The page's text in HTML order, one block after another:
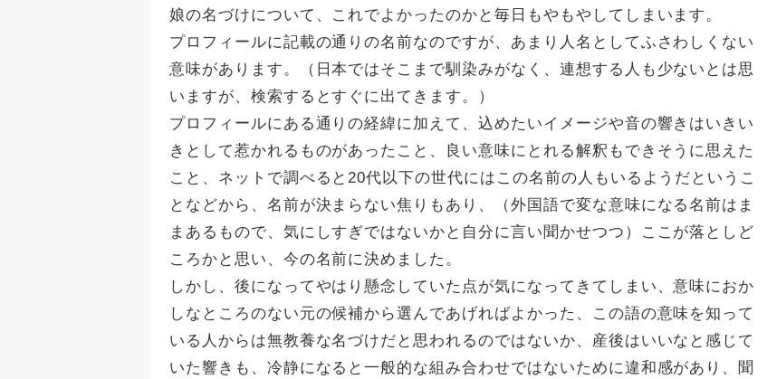
娘の名づけについて、これでよかったのかと毎日もやもやしてしまいます。
プロフィールに記載の通りの名前なのですが、あまり人名としてふさわしくない
意味があります。（日本ではそこまで馴染みがなく、連想する人も少ないとは思
いますが、検索するとすぐに出てきます。）
プロフィールにある通りの経緯に加えて、込めたいイメージや音の響きはいきい
きとして惹かれるものがあったこと、良い意味にとれる解釈もできそうに思えた
こと、ネットで調べると20代以下の世代にはこの名前の人もいるようだというこ
となどから、名前が決まらない焦りもあり、（外国語で変な意味になる名前はま
まあるもので、気にしすぎではないかと自分に言い聞かせつつ）ここが落としど
ころかと思い、今の名前に決めました。
しかし、後になってやはり懸念していた点が気になってきてしまい、意味におか
しなところのない元の候補から選んであげればよかった、この語の意味を知って
いる人からは無教養な名づけだと思われるのではないか、産後はいいなと感じて
いた響きも、冷静になると一般的な組み合わせではないために違和感があり、聞